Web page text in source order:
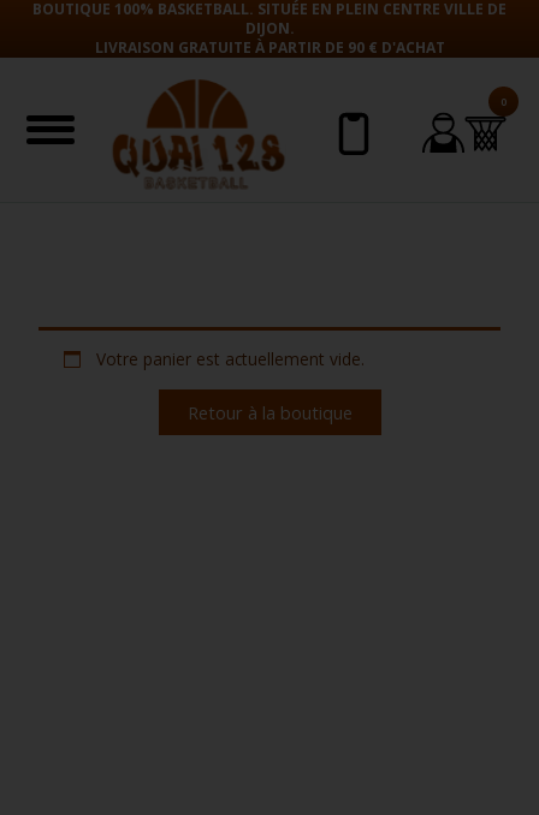
contenu
BOUTIQUE 100% BASKETBALL. SITUÉE EN PLEIN CENTRE VILLE DE
DIJON.
LIVRAISON GRATUITE À PARTIR DE 90 € D'ACHAT
0
Votre panier est actuellement vide.
Retour à la boutique